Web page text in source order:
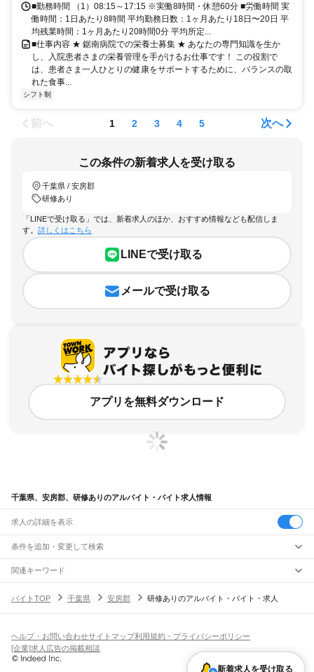
■勤務時間 （1）08:15～17:15 ※実働8時間・休憩60分 ■労働時間 実
働時間：1日あたり8時間 平均勤務日数：1ヶ月あたり18日〜20日 平
均残業時間：1ヶ月あたり20時間0分 平均所定...
■仕事内容 ★ 鋸南病院での栄養士募集 ★ あなたの専門知識を生か
し、入院患者さまの栄養管理を手がけるお仕事です！ この役割で
は、患者さま一人ひとりの健康をサポートするために、バランスの取
れた食事...
シフト制
前へ 1 2 3 4 5 次へ
この条件の新着求人を受け取る
千葉県 / 安房郡
研修あり
「LINEで受け取る」では、新着求人のほか、おすすめ情報なども配信しま
す。 詳しくはこちら
LINEで受け取る
メールで受け取る
アプリを無料ダウンロード
千葉県、安房郡、研修ありのアルバイト・バイト求人情報
求人の詳細を表示
条件を追加・変更して検索
市区町村を追加・変更
千葉県すべて
銚子市市川市船橋市館山市木更津市松戸市野田市茂原市成田市佐倉市
旭市習志野市柏市勝浦市 八千代市我孫子市鴨川市鎌ケ谷市
印西市 白井市富里市 南房総市
駅を追加・変更
南流山駅新松戸駅 新八柱駅 東松戸駅市川大野駅船橋法典駅 西船橋駅
JR中央・総武線
市川駅 本八幡駅 東船橋駅 津田沼駅 幕張本郷駅
飲食・フードサービス
飲食・フードサービス
ホールスタッフ
皿洗い・洗い場精肉・鮮魚加工
特徴を追加・変更
人気
関連キーワード
千葉県 成田市 実務者研修福島県 会津若松市 研修制度あり
バイトTOP 千葉県 安房郡 研修ありのアルバイト・バイト・求人
新着求人を受け取る
ヘルプ・お問い合わせサイトマップ利用規約・プライバシーポリシー
[企業]求人広告の掲載相談